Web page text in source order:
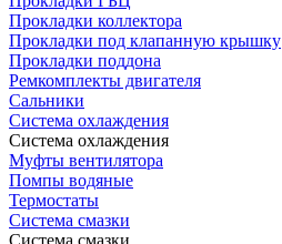
Прокладки коллектора
Прокладки под клапанную крышку
Прокладки поддона
Ремкомплекты двигателя
Сальники
Система охлаждения
Система охлаждения
Муфты вентилятора
Помпы водяные
Термостаты
Система смазки
Система смазки